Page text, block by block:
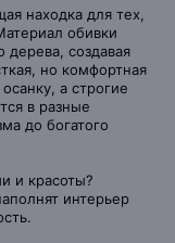
находка для тех,
обивки
дерева, создавая
но комфортная
а строгие
в разные
до богатого
и красоты?
интерьер